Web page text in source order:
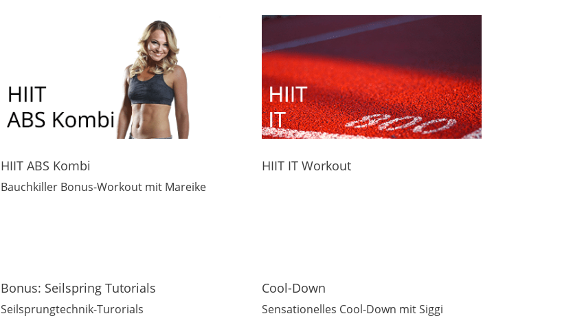
HIIT ABS Kombi
Bauchkiller Bonus-Workout mit Mareike
HIIT IT Workout
Bonus: Seilspring Tutorials
Seilsprungtechnik-Turorials
Cool-Down
Sensationelles Cool-Down mit Siggi